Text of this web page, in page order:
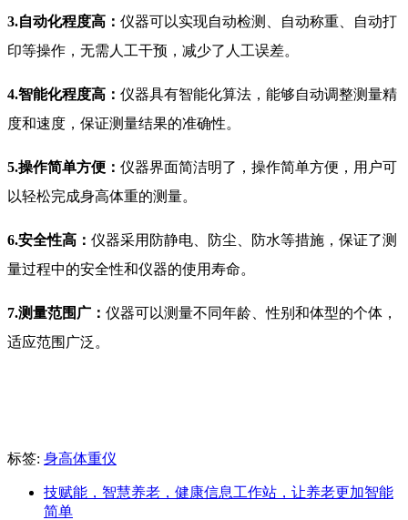
3.自动化程度高： 仪器可以实现自动检测、自动称重、自动打
印等操作，无需人工干预，减少了人工误差。
4.智能化程度高： 仪器具有智能化算法，能够自动调整测量精
度和速度，保证测量结果的准确性。
5.操作简单方便： 仪器界面简洁明了，操作简单方便，用户可
以轻松完成身高体重的测量。
6.安全性高： 仪器采用防静电、防尘、防水等措施，保证了测
量过程中的安全性和仪器的使用寿命。
7.测量范围广： 仪器可以测量不同年龄、性别和体型的个体，
适应范围广泛。
标签: 身高体重仪
技赋能，智慧养老，健康信息工作站，让养老更加智能
简单